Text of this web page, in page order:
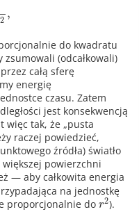
2 ,
do kwadratu
zsumowali (odcałkowali)
całą sferę
energię
czasu. Zatem
jest konsekwencją
więc tak, że „pusta
raczej powiedzieć,
źródła) światło
powierzchni
— aby całkowita energia
na jednostkę
proporcjonalnie do r2).